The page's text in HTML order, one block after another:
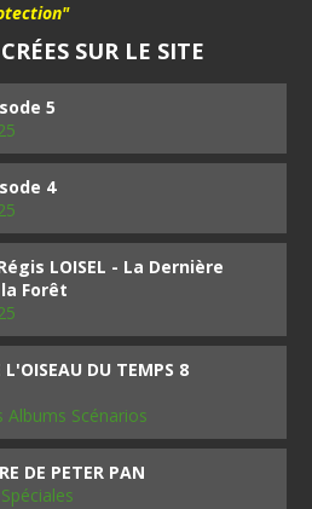
SUR LE SITE
5
4
LOISEL - La Dernière
Forêt
DU TEMPS 8
Scénarios
DE PETER PAN